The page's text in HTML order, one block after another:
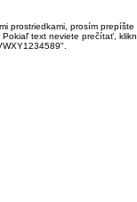
prostriedkami, prosím prepíšte
text neviete prečítať,